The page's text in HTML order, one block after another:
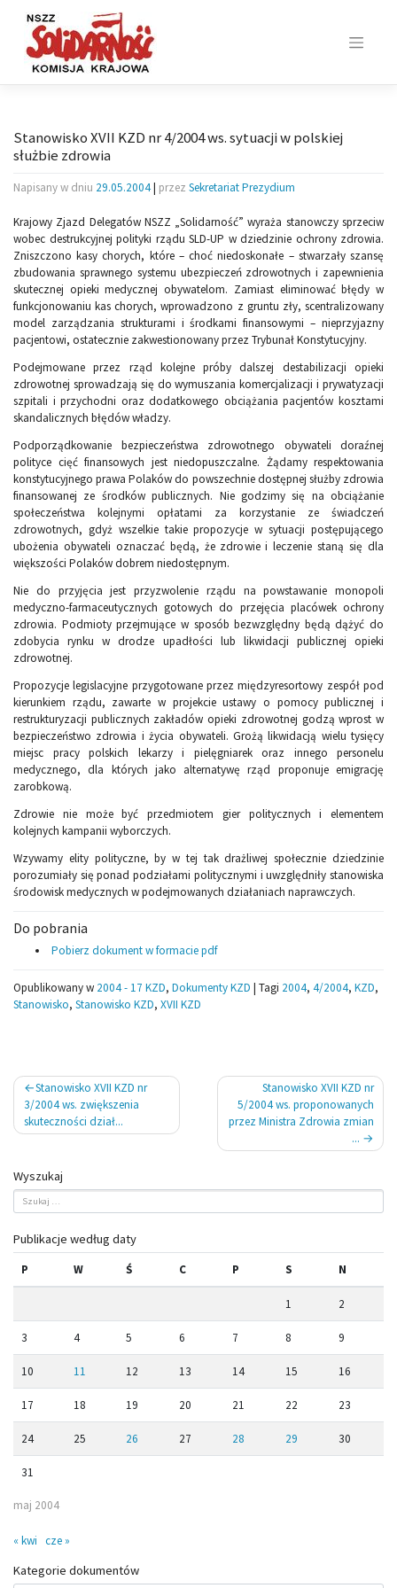
content
Stanowisko XVII KZD nr 4/2004 ws. sytuacji w polskiej
służbie zdrowia
Napisany w dniu 29.05.2004| przez Sekretariat Prezydium
Krajowy Zjazd Delegatów NSZZ „Solidarność” wyraża stanowczy sprzeciw
wobec destrukcyjnej polityki rządu SLD-UP w dziedzinie ochrony zdrowia.
Zniszczono kasy chorych, które – choć niedoskonałe – stwarzały szansę
zbudowania sprawnego systemu ubezpieczeń zdrowotnych i zapewnienia
skutecznej opieki medycznej obywatelom. Zamiast eliminować błędy w
funkcjonowaniu kas chorych, wprowadzono z gruntu zły, scentralizowany
model zarządzania strukturami i środkami finansowymi – nieprzyjazny
pacjentowi, ostatecznie zakwestionowany przez Trybunał Konstytucyjny.
Podejmowane przez rząd kolejne próby dalszej destabilizacji opieki
zdrowotnej sprowadzają się do wymuszania komercjalizacji i prywatyzacji
szpitali i przychodni oraz dodatkowego obciążania pacjentów kosztami
skandalicznych błędów władzy.
Podporządkowanie bezpieczeństwa zdrowotnego obywateli doraźnej
polityce cięć finansowych jest niedopuszczalne. Żądamy respektowania
konstytucyjnego prawa Polaków do powszechnie dostępnej służby zdrowia
finansowanej ze środków publicznych. Nie godzimy się na obciążanie
społeczeństwa kolejnymi opłatami za korzystanie ze świadczeń
zdrowotnych, gdyż wszelkie takie propozycje w sytuacji postępującego
ubożenia obywateli oznaczać będą, że zdrowie i leczenie staną się dla
większości Polaków dobrem niedostępnym.
Nie do przyjęcia jest przyzwolenie rządu na powstawanie monopoli
medyczno-farmaceutycznych gotowych do przejęcia placówek ochrony
zdrowia. Podmioty przejmujące w sposób bezwzględny będą dążyć do
zdobycia rynku w drodze upadłości lub likwidacji publicznej opieki
zdrowotnej.
Propozycje legislacyjne przygotowane przez międzyresortowy zespół pod
kierunkiem rządu, zawarte w projekcie ustawy o pomocy publicznej i
restrukturyzacji publicznych zakładów opieki zdrowotnej godzą wprost w
bezpieczeństwo zdrowia i życia obywateli. Grożą likwidacją wielu tysięcy
miejsc pracy polskich lekarzy i pielęgniarek oraz innego personelu
medycznego, dla których jako alternatywę rząd proponuje emigrację
zarobkową.
Zdrowie nie może być przedmiotem gier politycznych i elementem
kolejnych kampanii wyborczych.
Wzywamy elity polityczne, by w tej tak drażliwej społecznie dziedzinie
porozumiały się ponad podziałami politycznymi i uwzględniły stanowiska
środowisk medycznych w podejmowanych działaniach naprawczych.
Do pobrania
Pobierz dokument w formacie pdf
Opublikowany w 2004 - 17 KZD, Dokumenty KZD | Tagi 2004, 4/2004, KZD,
Stanowisko, Stanowisko KZD, XVII KZD
Nawigacja
wpisu
Stanowisko XVII KZD nr
3/2004 ws. zwiększenia
skuteczności dział...
Stanowisko XVII KZD nr
5/2004 ws. proponowanych
przez Ministra Zdrowia zmian
...
Wyszukaj
Publikacje według daty
maj 2004
P W Ś C P S N
1 2
3 4 5 6 7 8 9
10 11 12 13 14 15 16
17 18 19 20 21 22 23
24 25 26 27 28 29 30
31
« kwi cze »
Kategorie dokumentów